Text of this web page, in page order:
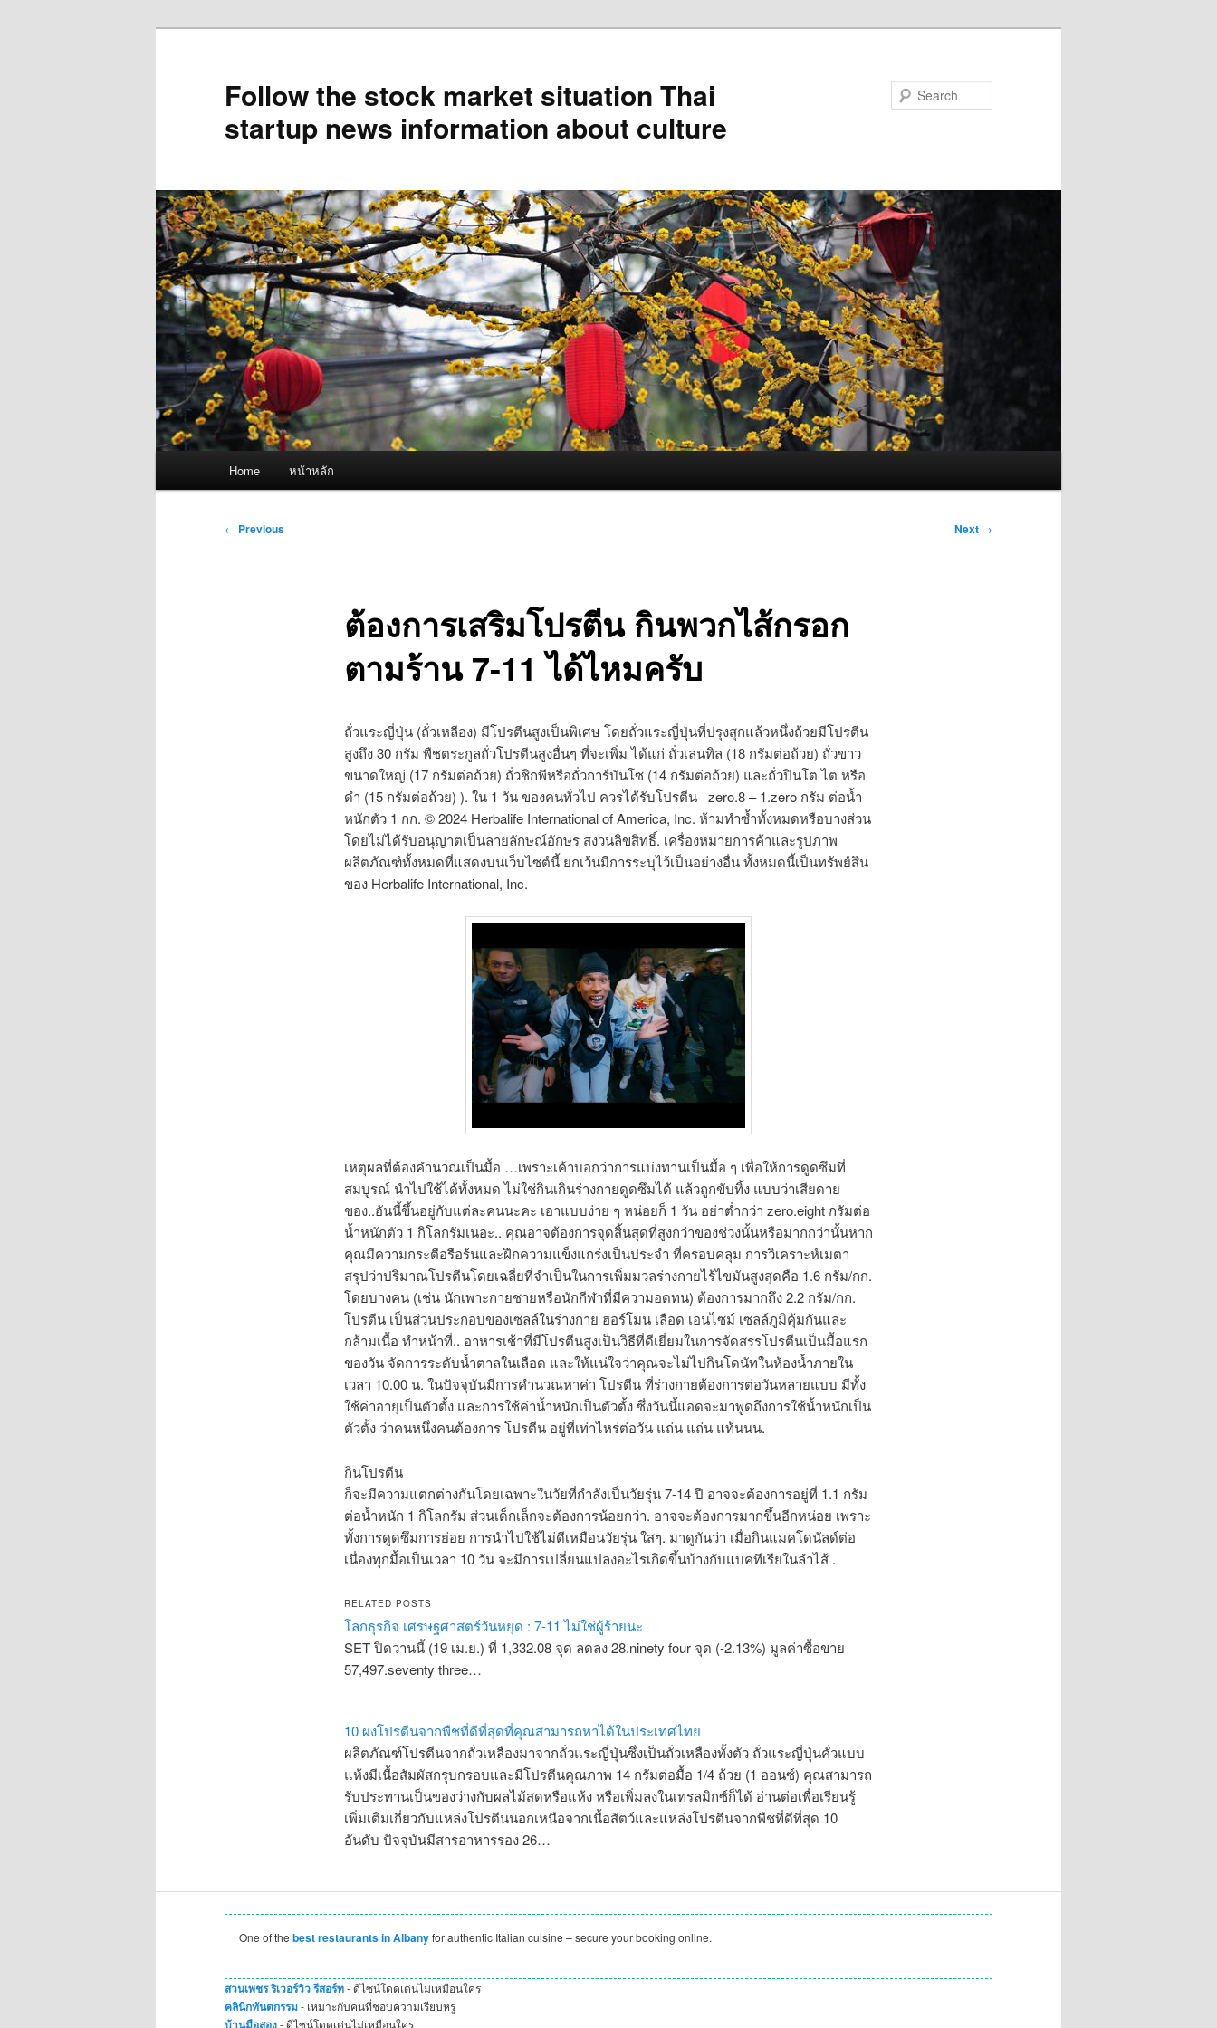
Follow the stock market situation Thai
startup news information about culture
Home หน้าหลัก
Post
← Previous Next →
ต้องการเสริมโปรตีน กินพวกไส้กรอก
ตามร้าน 7-11 ได้ไหมครับ
ถั่วแระญี่ปุ่น (ถั่วเหลือง) มีโปรตีนสูงเป็นพิเศษ โดยถั่วแระญี่ปุ่นที่ปรุงสุกแล้วหนึ่งถ้วยมีโปรตีน
สูงถึง 30 กรัม พืชตระกูลถั่วโปรตีนสูงอื่นๆ ที่จะเพิ่ม ได้แก่ ถั่วเลนทิล (18 กรัมต่อถ้วย) ถั่วขาว
ขนาดใหญ่ (17 กรัมต่อถ้วย) ถั่วชิกพีหรือถั่วการ์บันโซ (14 กรัมต่อถ้วย) และถั่วปินโต ไต หรือ
ดำ (15 กรัมต่อถ้วย) ). ใน 1 วัน ของคนทั่วไป ควรได้รับโปรตีน zero.8 – 1.zero กรัม ต่อน้ำ
หนักตัว 1 กก. © 2024 Herbalife International of America, Inc. ห้ามทำซ้ำทั้งหมดหรือบางส่วน
โดยไม่ได้รับอนุญาตเป็นลายลักษณ์อักษร สงวนลิขสิทธิ์. เครื่องหมายการค้าและรูปภาพ
ผลิตภัณฑ์ทั้งหมดที่แสดงบนเว็บไซต์นี้ ยกเว้นมีการระบุไว้เป็นอย่างอื่น ทั้งหมดนี้เป็นทรัพย์สิน
ของ Herbalife International, Inc.
เหตุผลที่ต้องคำนวณเป็นมื้อ …เพราะเค้าบอกว่าการแบ่งทานเป็นมื้อ ๆ เพื่อให้การดูดซึมที่
สมบูรณ์ นำไปใช้ได้ทั้งหมด ไม่ใช่กินเกินร่างกายดูดซึมได้ แล้วถูกขับทิ้ง แบบว่าเสียดาย
ของ..อันนี้ขึ้นอยู่กับแต่ละคนนะคะ เอาแบบง่าย ๆ หน่อยก็ 1 วัน อย่าต่ำกว่า zero.eight กรัมต่อ
น้ำหนักตัว 1 กิโลกรัมเนอะ.. คุณอาจต้องการจุดสิ้นสุดที่สูงกว่าของช่วงนั้นหรือมากกว่านั้นหาก
คุณมีความกระตือรือร้นและฝึกความแข็งแกร่งเป็นประจำ ที่ครอบคลุม การวิเคราะห์เมตา
สรุปว่าปริมาณโปรตีนโดยเฉลี่ยที่จำเป็นในการเพิ่มมวลร่างกายไร้ไขมันสูงสุดคือ 1.6 กรัม/กก.
โดยบางคน (เช่น นักเพาะกายชายหรือนักกีฬาที่มีความอดทน) ต้องการมากถึง 2.2 กรัม/กก.
โปรตีน เป็นส่วนประกอบของเซลล์ในร่างกาย ฮอร์โมน เลือด เอนไซม์ เซลล์ภูมิคุ้มกันและ
กล้ามเนื้อ ทำหน้าที่.. อาหารเช้าที่มีโปรตีนสูงเป็นวิธีที่ดีเยี่ยมในการจัดสรรโปรตีนเป็นมื้อแรก
ของวัน จัดการระดับน้ำตาลในเลือด และให้แน่ใจว่าคุณจะไม่ไปกินโดนัทในห้องน้ำภายใน
เวลา 10.00 น. ในปัจจุบันมีการคำนวณหาค่า โปรตีน ที่ร่างกายต้องการต่อวันหลายแบบ มีทั้ง
ใช้ค่าอายุเป็นตัวตั้ง และการใช้ค่าน้ำหนักเป็นตัวตั้ง ซึ่งวันนี้แอดจะมาพูดถึงการใช้น้ำหนักเป็น
ตัวตั้ง ว่าคนหนึ่งคนต้องการ โปรตีน อยู่ที่เท่าไหร่ต่อวัน แถ่น แถ่น แท้นนน.
กินโปรตีน
ก็จะมีความแตกต่างกันโดยเฉพาะในวัยที่กำลังเป็นวัยรุ่น 7-14 ปี อาจจะต้องการอยู่ที่ 1.1 กรัม
ต่อน้ำหนัก 1 กิโลกรัม ส่วนเด็กเล็กจะต้องการน้อยกว่า. อาจจะต้องการมากขึ้นอีกหน่อย เพราะ
ทั้งการดูดซึมการย่อย การนำไปใช้ไม่ดีเหมือนวัยรุ่น ใสๆ. มาดูกันว่า เมื่อกินแมคโดนัลด์ต่อ
เนื่องทุกมื้อเป็นเวลา 10 วัน จะมีการเปลี่ยนแปลงอะไรเกิดขึ้นบ้างกับแบคทีเรียในลำไส้ .
RELATED POSTS
โลกธุรกิจ เศรษฐศาสตร์วันหยุด : 7-11 ไม่ใช่ผู้ร้ายนะ
SET ปิดวานนี้ (19 เม.ย.) ที่ 1,332.08 จุด ลดลง 28.ninety four จุด (-2.13%) มูลค่าซื้อขาย
57,497.seventy three…
10 ผงโปรตีนจากพืชที่ดีที่สุดที่คุณสามารถหาได้ในประเทศไทย
ผลิตภัณฑ์โปรตีนจากถั่วเหลืองมาจากถั่วแระญี่ปุ่นซึ่งเป็นถั่วเหลืองทั้งตัว ถั่วแระญี่ปุ่นคั่วแบบ
แห้งมีเนื้อสัมผัสกรุบกรอบและมีโปรตีนคุณภาพ 14 กรัมต่อมื้อ 1/4 ถ้วย (1 ออนซ์) คุณสามารถ
รับประทานเป็นของว่างกับผลไม้สดหรือแห้ง หรือเพิ่มลงในเทรลมิกซ์ก็ได้ อ่านต่อเพื่อเรียนรู้
เพิ่มเติมเกี่ยวกับแหล่งโปรตีนนอกเหนือจากเนื้อสัตว์และแหล่งโปรตีนจากพืชที่ดีที่สุด 10
อันดับ ปัจจุบันมีสารอาหารรอง 26…
One of the best restaurants in Albanyfor authentic Italian cuisine – secure your booking online.
สวนเพชร ริเวอร์วิว รีสอร์ท- ดีไซน์โดดเด่นไม่เหมือนใคร
คลินิกทันตกรรม- เหมาะกับคนที่ชอบความเรียบหรู
บ้านมือสอง- ดีไซน์โดดเด่นไม่เหมือนใคร